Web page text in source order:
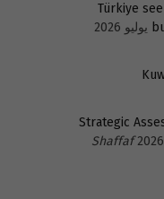
Türkiye
Strategic
Shaffaf